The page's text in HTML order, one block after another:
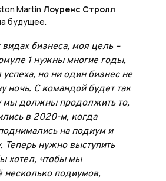
Martin Лоуренс Стролл
будущее.
видах бизнеса, моя цель –
1 нужны многие годы,
успеха, но ни один бизнес не
ночь. С командой будет так
мы должны продолжить то,
в 2020-м, когда
на подиум и
Теперь нужно выступить
хотел, чтобы мы
несколько подиумов,